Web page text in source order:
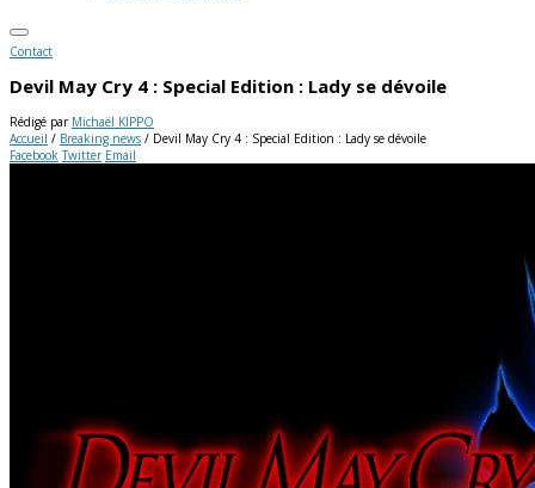
Contact
Devil May Cry 4 : Special Edition : Lady se dévoile
Rédigé par Michaël KIPPO
Accueil / Breaking news / Devil May Cry 4 : Special Edition : Lady se dévoile
Facebook Twitter Email